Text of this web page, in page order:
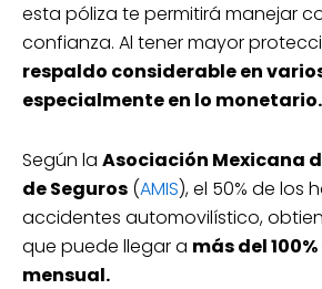
esta póliza te permitirá manejar
confianza. Al tener mayor
respaldo considerable en
especialmente en lo monetario.
Según la Asociación Mexicana
de Seguros (AMIS), el 50% de los
accidentes automovilístico,
que puede llegar a más del
mensual.